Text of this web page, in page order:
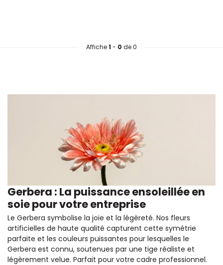
Affiche1 - 0 de 0
Gerbera : La puissance ensoleillée en
soie pour votre entreprise
Le Gerbera symbolise la joie et la légèreté. Nos fleurs
artificielles de haute qualité capturent cette symétrie
parfaite et les couleurs puissantes pour lesquelles le
Gerbera est connu, soutenues par une tige réaliste et
légèrement velue. Parfait pour votre cadre professionnel.